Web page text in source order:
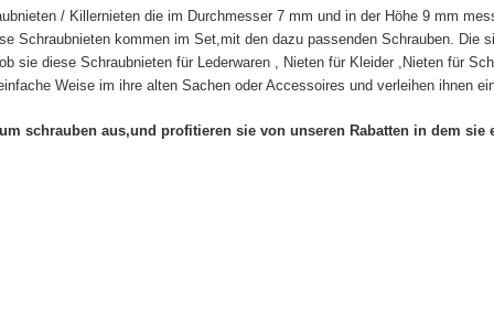
/ Killernieten die im Durchmesser 7 mm und in der Höhe 9 mm
Schraubnieten kommen im Set,mit den dazu passenden Schrauben. Die
sie diese Schraubnieten für Lederwaren , Nieten für Kleider ,Nieten für
Weise im ihre alten Sachen oder Accessoires und verleihen ihnen
schrauben aus,und profitieren sie von unseren Rabatten in dem sie